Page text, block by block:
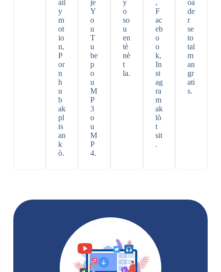
ail
y
m
ot
io
n,
P
or
n
h
u
b
ak
pl
is
an
k
ò.
je
Y
o
u
T
u
be
p
o
u
M
P
3
o
u
M
P
4.
y
o
so
u
en
tè
nè
t
la.
,
F
ac
eb
o
o
k,
In
st
ag
ra
m
ak
lò
t
sit
.
oa
de
r
se
to
tal
m
an
gr
ati
s.